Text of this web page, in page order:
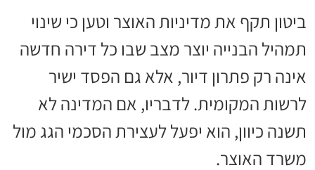
ביטון תקף את מדיניות האוצר וטען כי שינוי
תמהיל הבנייה יוצר מצב שבו כל דירה חדשה
אינה רק פתרון דיור, אלא גם הפסד ישיר
לרשות המקומית. לדבריו, אם המדינה לא
תשנה כיוון, הוא יפעל לעצירת הסכמי הגג מול
משרד האוצר.